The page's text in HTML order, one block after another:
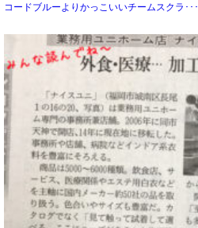
コードブルーよりかっこいいチームスクラ･･･